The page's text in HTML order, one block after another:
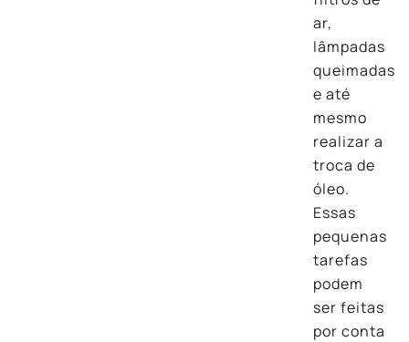
ar,
lâmpadas
queimadas
e até
mesmo
realizar a
troca de
óleo.
Essas
pequenas
tarefas
podem
ser feitas
por conta